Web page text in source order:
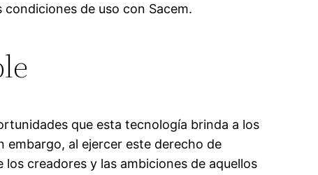
de uso con Sacem.
que esta tecnología brinda a los
embargo, al ejercer este derecho de
creadores y las ambiciones de aquellos